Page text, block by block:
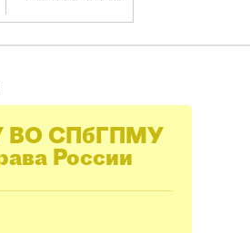
ВО СПбГПМУ
России